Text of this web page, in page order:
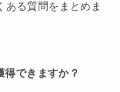
ある質問をまとめま
得できますか？